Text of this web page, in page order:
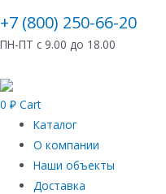
+7 (800) 250-66-20
ПН-ПТ с 9.00 до 18.00
0 ₽ Cart
Каталог
О компании
Наши объекты
Доставка